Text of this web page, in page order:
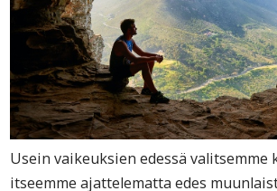
Usein vaikeuksien edessä valitsemme
itseemme ajattelematta edes